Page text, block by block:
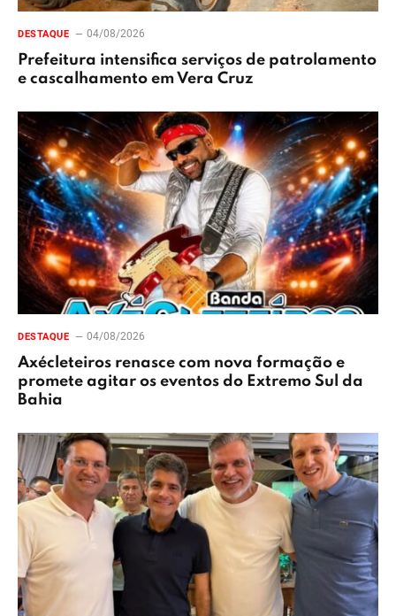
DESTAQUE 04/08/2026
Prefeitura intensifica serviços de patrolamento
e cascalhamento em Vera Cruz
DESTAQUE 04/08/2026
Axécleteiros renasce com nova formação e
promete agitar os eventos do Extremo Sul da
Bahia